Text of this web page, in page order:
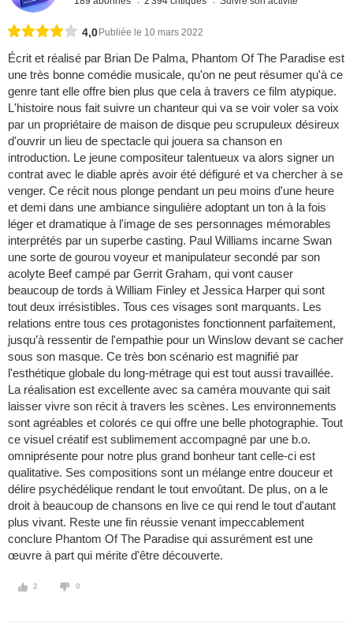
4,0 Publiée le 10 mars 2022
Écrit et réalisé par Brian De Palma, Phantom Of The Paradise est
une très bonne comédie musicale, qu'on ne peut résumer qu'à ce
genre tant elle offre bien plus que cela à travers ce film atypique.
L'histoire nous fait suivre un chanteur qui va se voir voler sa voix
par un propriétaire de maison de disque peu scrupuleux désireux
d'ouvrir un lieu de spectacle qui jouera sa chanson en
introduction. Le jeune compositeur talentueux va alors signer un
contrat avec le diable après avoir été défiguré et va chercher à se
venger. Ce récit nous plonge pendant un peu moins d'une heure
et demi dans une ambiance singulière adoptant un ton à la fois
léger et dramatique à l'image de ses personnages mémorables
interprétés par un superbe casting. Paul Williams incarne Swan
une sorte de gourou voyeur et manipulateur secondé par son
acolyte Beef campé par Gerrit Graham, qui vont causer
beaucoup de tords à William Finley et Jessica Harper qui sont
tout deux irrésistibles. Tous ces visages sont marquants. Les
relations entre tous ces protagonistes fonctionnent parfaitement,
jusqu’à ressentir de l'empathie pour un Winslow devant se cacher
sous son masque. Ce très bon scénario est magnifié par
l'esthétique globale du long-métrage qui est tout aussi travaillée.
La réalisation est excellente avec sa caméra mouvante qui sait
laisser vivre son récit à travers les scènes. Les environnements
sont agréables et colorés ce qui offre une belle photographie. Tout
ce visuel créatif est sublimement accompagné par une b.o.
omniprésente pour notre plus grand bonheur tant celle-ci est
qualitative. Ses compositions sont un mélange entre douceur et
délire psychédélique rendant le tout envoûtant. De plus, on a le
droit à beaucoup de chansons en live ce qui rend le tout d'autant
plus vivant. Reste une fin réussie venant impeccablement
conclure Phantom Of The Paradise qui assurément est une
œuvre à part qui mérite d'être découverte.
2 0